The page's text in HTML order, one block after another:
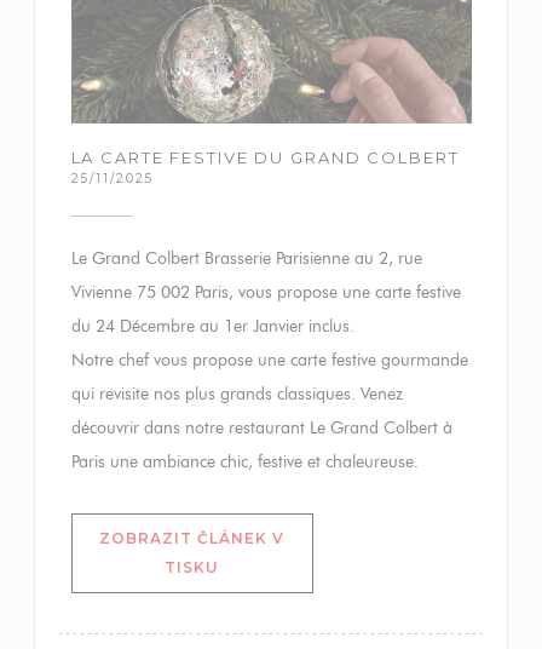
LA CARTE FESTIVE DU GRAND COLBERT
25/11/2025
Le Grand Colbert Brasserie Parisienne au 2, rue
Vivienne 75 002 Paris, vous propose une carte festive
du 24 Décembre au 1er Janvier inclus.
Notre chef vous propose une carte festive gourmande
qui revisite nos plus grands classiques. Venez
découvrir dans notre restaurant Le Grand Colbert à
Paris une ambiance chic, festive et chaleureuse.
ZOBRAZIT ČLÁNEK V
TISKU